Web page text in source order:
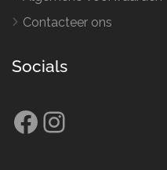
Contacteer ons
Socials
Facebook
Instagram